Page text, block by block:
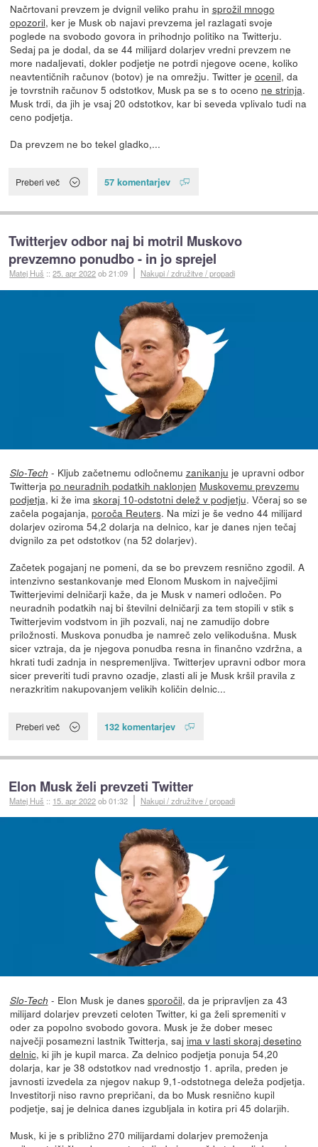
Načrtovani prevzem je dvignil veliko prahu in sprožil mnogo
opozoril, ker je Musk ob najavi prevzema jel razlagati svoje
poglede na svobodo govora in prihodnjo politiko na Twitterju.
Sedaj pa je dodal, da se 44 milijard dolarjev vredni prevzem ne
more nadaljevati, dokler podjetje ne potrdi njegove ocene, koliko
neavtentičnih računov (botov) je na omrežju. Twitter je ocenil, da
je tovrstnih računov 5 odstotkov, Musk pa se s to oceno ne strinja.
Musk trdi, da jih je vsaj 20 odstotkov, kar bi seveda vplivalo tudi na
ceno podjetja.
Da prevzem ne bo tekel gladko,...
Preberi več 57 komentarjev
Twitterjev odbor naj bi motril Muskovo
prevzemno ponudbo - in jo sprejel
Matej Huš ::25. apr 2022ob 21:09 Nakupi / združitve / propadi
Slo-Tech - Kljub začetnemu odločnemu zanikanju je upravni odbor
Twitterja po neuradnih podatkih naklonjen Muskovemu prevzemu
podjetja, ki že ima skoraj 10-odstotni delež v podjetju. Včeraj so se
začela pogajanja, poroča Reuters. Na mizi je še vedno 44 milijard
dolarjev oziroma 54,2 dolarja na delnico, kar je danes njen tečaj
dvignilo za pet odstotkov (na 52 dolarjev).
Začetek pogajanj ne pomeni, da se bo prevzem resnično zgodil. A
intenzivno sestankovanje med Elonom Muskom in največjimi
Twitterjevimi delničarji kaže, da je Musk v nameri odločen. Po
neuradnih podatkih naj bi številni delničarji za tem stopili v stik s
Twitterjevim vodstvom in jih pozvali, naj ne zamudijo dobre
priložnosti. Muskova ponudba je namreč zelo velikodušna. Musk
sicer vztraja, da je njegova ponudba resna in finančno vzdržna, a
hkrati tudi zadnja in nespremenljiva. Twitterjev upravni odbor mora
sicer preveriti tudi pravno ozadje, zlasti ali je Musk kršil pravila z
nerazkritim nakupovanjem velikih količin delnic...
Preberi več 132 komentarjev
Elon Musk želi prevzeti Twitter
Matej Huš :: 15. apr 2022ob 01:32 Nakupi / združitve / propadi
Slo-Tech - Elon Musk je danes sporočil, da je pripravljen za 43
milijard dolarjev prevzeti celoten Twitter, ki ga želi spremeniti v
oder za popolno svobodo govora. Musk je že dober mesec
največji posamezni lastnik Twitterja, saj ima v lasti skoraj desetino
delnic, ki jih je kupil marca. Za delnico podjetja ponuja 54,20
dolarja, kar je 38 odstotkov nad vrednostjo 1. aprila, preden je
javnosti izvedela za njegov nakup 9,1-odstotnega deleža podjetja.
Investitorji niso ravno prepričani, da bo Musk resnično kupil
podjetje, saj je delnica danes izgubljala in kotira pri 45 dolarjih.
Musk, ki je s približno 270 milijardami dolarjev premoženja